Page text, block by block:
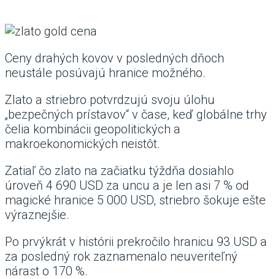
Ceny drahých kovov v posledných dňoch
neustále posúvajú hranice možného.
Zlato a striebro potvrdzujú svoju úlohu
„bezpečných prístavov“ v čase, keď globálne trhy
čelia kombinácii geopolitických a
makroekonomických neistôt.
Zatiaľ čo zlato na začiatku týždňa dosiahlo
úroveň 4 690 USD za uncu a je len asi 7 % od
magické hranice 5 000 USD, striebro šokuje ešte
výraznejšie.
Po prvýkrát v histórii prekročilo hranicu 93 USD a
za posledný rok zaznamenalo neuveriteľný
nárast o 170 %.